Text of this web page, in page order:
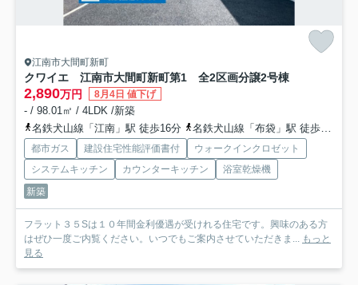
江南市大間町新町
クワイエ 江南市大間町新町第1 全2区画分譲2号棟
2,890万円 8月4日 値下げ
- / 98.01㎡ / 4LDK /新築
名鉄犬山線「江南」駅 徒歩16分
名鉄犬山線「布袋」駅 徒歩36分車7分 2.9km
都市ガス 建設住宅性能評価書付
ウォークインクロゼット
システムキッチン
カウンターキッチン
浴室乾燥機
新築
フラット３５Sは１０年間金利優遇が受けれる住宅です。興味のある方
はぜひ一度ご内覧ください。いつでもご案内させていただきま... もっと
見る